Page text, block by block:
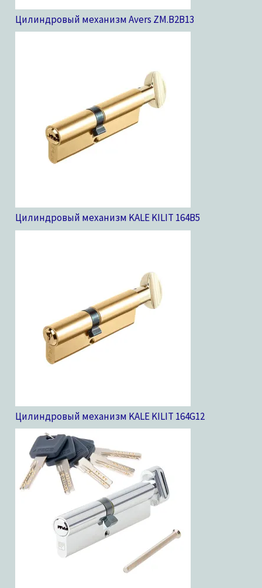
Цилиндровый механизм Avers ZM.B2B13
Цилиндровый механизм KALE KILIT 164B5
Цилиндровый механизм KALE KILIT 164G12